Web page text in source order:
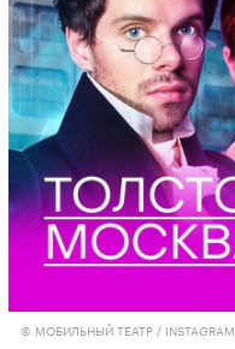
© МОБИЛЬНЫЙ ТЕАТР / INSTAGRAM